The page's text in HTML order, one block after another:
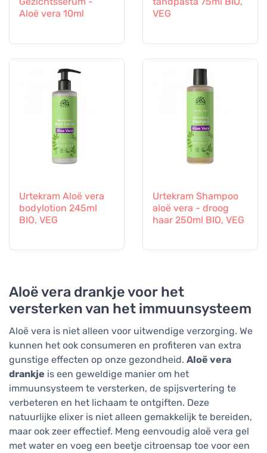
Aloë vera 10ml
VEG
Urtekram Aloë vera
bodylotion 245ml
BIO, VEG
Urtekram Shampoo
aloë vera - droog
haar 250ml BIO, VEG
Aloë vera drankje voor het
versterken van het immuunsysteem
Aloë vera is niet alleen voor uitwendige verzorging. We
kunnen het ook consumeren en profiteren van extra
gunstige effecten op onze gezondheid. Aloë vera
drankje is een geweldige manier om het
immuunsysteem te versterken, de spijsvertering te
verbeteren en het lichaam te ontgiften. Deze
natuurlijke elixer is niet alleen gemakkelijk te bereiden,
maar ook zeer effectief. Meng eenvoudig aloë vera gel
met water en voeg een beetje citroensap toe voor een